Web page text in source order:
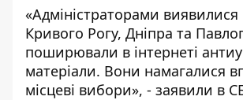
«Адміністраторами
Кривого Рогу, Дніпра та
поширювали в інтернеті
матеріали. Вони намагалися
місцеві вибори», - заявили в